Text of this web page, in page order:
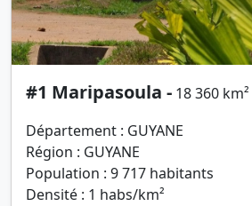
#1 Maripasoula - 18 360 km²
Département : GUYANE
Région : GUYANE
Population : 9 717 habitants
Densité : 1 habs/km²